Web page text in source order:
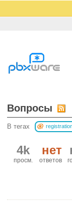
Вопросы
В тегах
нет
ответов
4k
просм.